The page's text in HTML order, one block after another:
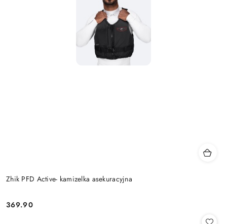
Zhik PFD Active- kamizelka asekuracyjna
Cena:
369.90